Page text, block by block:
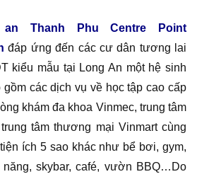
an Thanh Phu Centre Point
đáp ứng đến các cư dân tương lai
kiểu mẫu tại Long An một hệ sinh
các dịch vụ về học tập cao cấp
khám đa khoa Vinmec, trung tâm
tâm thương mại Vinmart cùng
ích 5 sao khác như bể bơi, gym,
skybar, café, vườn BBQ…Do